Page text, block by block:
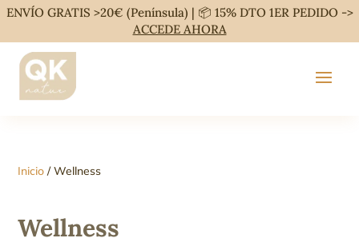
ENVÍO GRATIS >20€ (Península) | 📦 15% DTO 1ER PEDIDO ->
ACCEDE AHORA
Inicio / Wellness
Wellness